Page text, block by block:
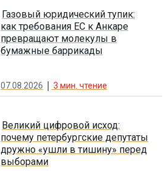
Газовый юридический тупик:
как требования ЕС к Анкаре
превращают молекулы в
бумажные баррикады
07.08.2026 3 мин. чтение
Великий цифровой исход:
почему петербургские депутаты
дружно «ушли в тишину» перед
выборами